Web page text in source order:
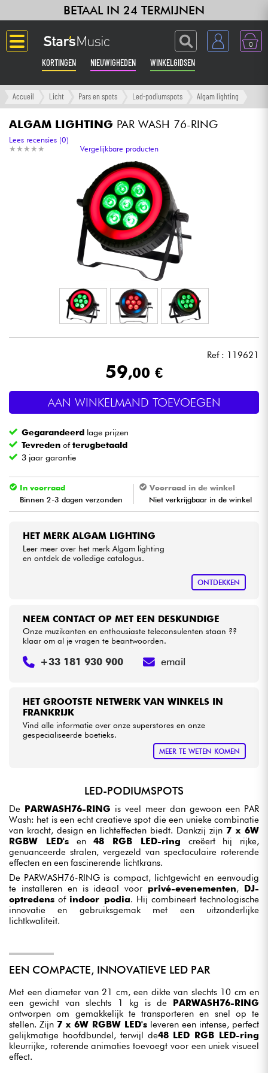
BETAAL IN 24 TERMIJNEN
0
KORTINGEN NIEUWIGHEDEN WINKELGIDSEN
Langue
Gitaar & Bas
Versterker & Effecten
Toetsenbord & Piano
Synths & samplers
Home-studio
Microfoon
Licht
Drums & percussie
Viool & Quatuor
Kinderen
Kabels & toebehoren
Sets
Bekijk onze merken
Accueil Licht Pars en spots Led-podiumspots Algam lighting
ALGAM LIGHTING PAR WASH 76-RING
★ ★ ★ ★ ★
★ ★ ★ ★ ★
Lees recensies (0)
Vergelijkbare producten
Ref : 119621
59,00 €
AAN WINKELMAND TOEVOEGEN
Gegarandeerd lage prijzen
Tevreden ofterugbetaald
3 jaar garantie
In voorraad
Binnen 2-3 dagen verzonden
Voorraad in de winkel
Niet verkrijgbaar in de winkel
HET MERK ALGAM LIGHTING
Leer meer over het merk Algam lighting
en ontdek de volledige catalogus.
ONTDEKKEN
HET GROOTSTE NETWERK VAN WINKELS IN
FRANKRIJK
Vind alle informatie over onze superstores en onze
gespecialiseerde boetieks.
MEER TE WETEN KOMEN
NEEM CONTACT OP MET EEN DESKUNDIGE
Onze muzikanten en enthousiaste teleconsulenten staan ??
klaar om al je vragen te beantwoorden.
+33 181 930 900 email
LED-PODIUMSPOTS
De PARWASH76-RING is veel meer dan gewoon een PAR
Wash: het is een echt creatieve spot die een unieke combinatie
van kracht, design en lichteffecten biedt. Dankzij zijn 7 x 6W
RGBW LED'sen48 RGB LED-ring creëert hij rijke,
genuanceerde stralen, vergezeld van spectaculaire roterende
effecten en een fascinerende lichtkrans.
De PARWASH76-RING is compact, lichtgewicht en eenvoudig
te installeren en is ideaal voor privé-evenementen, DJ-
optredens of indoor podia. Hij combineert technologische
innovatie en gebruiksgemak met een uitzonderlijke
lichtkwaliteit.
EEN COMPACTE, INNOVATIEVE LED PAR
Met een diameter van 21 cm, een dikte van slechts 10 cm en
een gewicht van slechts 1 kg is de PARWASH76-RING
ontworpen om gemakkelijk te transporteren en snel op te
stellen. Zijn 7 x 6W RGBW LED's leveren een intense, perfect
gelijkmatige hoofdbundel, terwijl de48 LED RGB LED-ring
kleurrijke, roterende animaties toevoegt voor een uniek visueel
effect.